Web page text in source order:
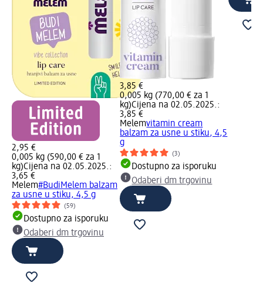
2,95 €
0,005 kg (590,00 € za 1
kg)Cijena na 02.05.2025.:
3,65 €
Melem#BudiMelem balzam
za usne u stiku, 4,5 g
(59)
Dostupno za isporuku
Odaberi dm trgovinu
3,85 €
0,005 kg (770,00 € za 1
kg)Cijena na 02.05.2025.:
3,85 €
Melemvitamin cream
balzam za usne u stiku, 4,5
g
(3)
Dostupno za isporuku
Odaberi dm trgovinu